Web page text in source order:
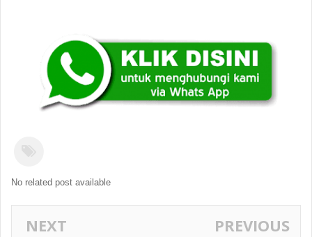
No related post available
NEXT PREVIOUS